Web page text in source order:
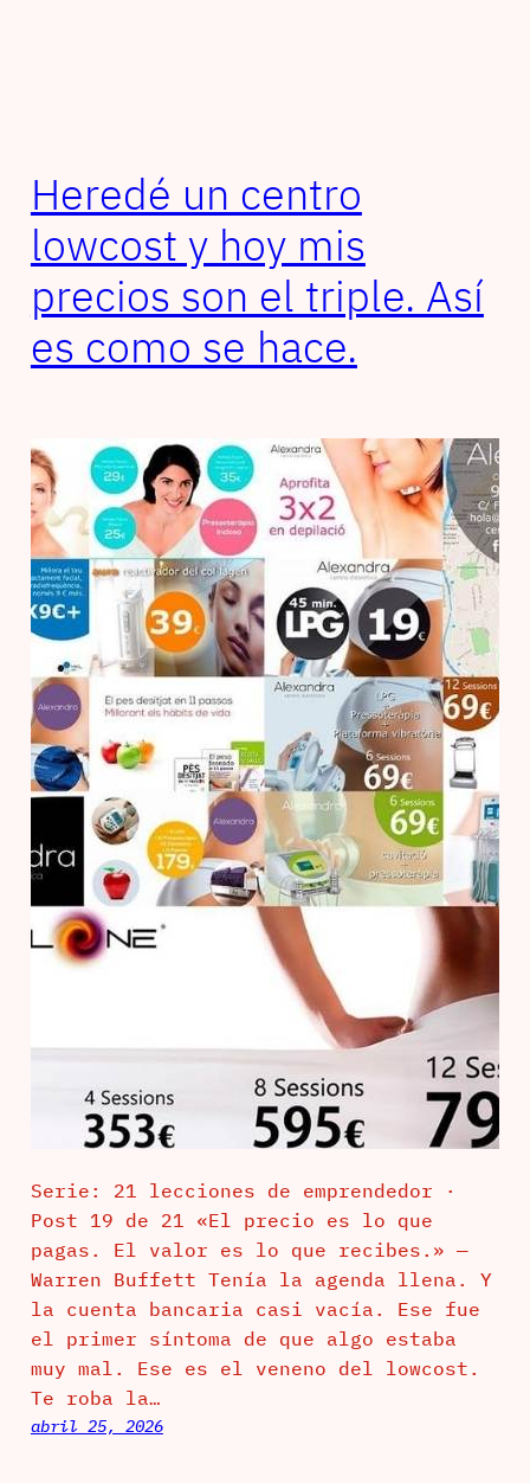
Heredé un centro
lowcost y hoy mis
precios son el triple. Así
es como se hace.
Serie: 21 lecciones de emprendedor ·
Post 19 de 21 «El precio es lo que
pagas. El valor es lo que recibes.» —
Warren Buffett Tenía la agenda llena. Y
la cuenta bancaria casi vacía. Ese fue
el primer síntoma de que algo estaba
muy mal. Ese es el veneno del lowcost.
Te roba la…
abril 25, 2026